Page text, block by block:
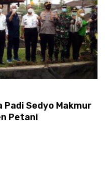
Padi Sedyo Makmur
Petani